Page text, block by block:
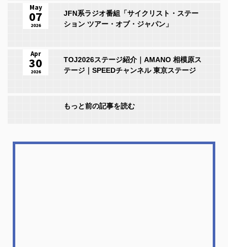
JFN系ラジオ番組「サイクリスト・ステー
ション ツアー・オブ・ジャパン」
May
07
2026
TOJ2026ステージ紹介｜AMANO 相模原ス
テージ｜SPEEDチャンネル 東京ステージ
Apr
30
2026
もっと前の記事を読む